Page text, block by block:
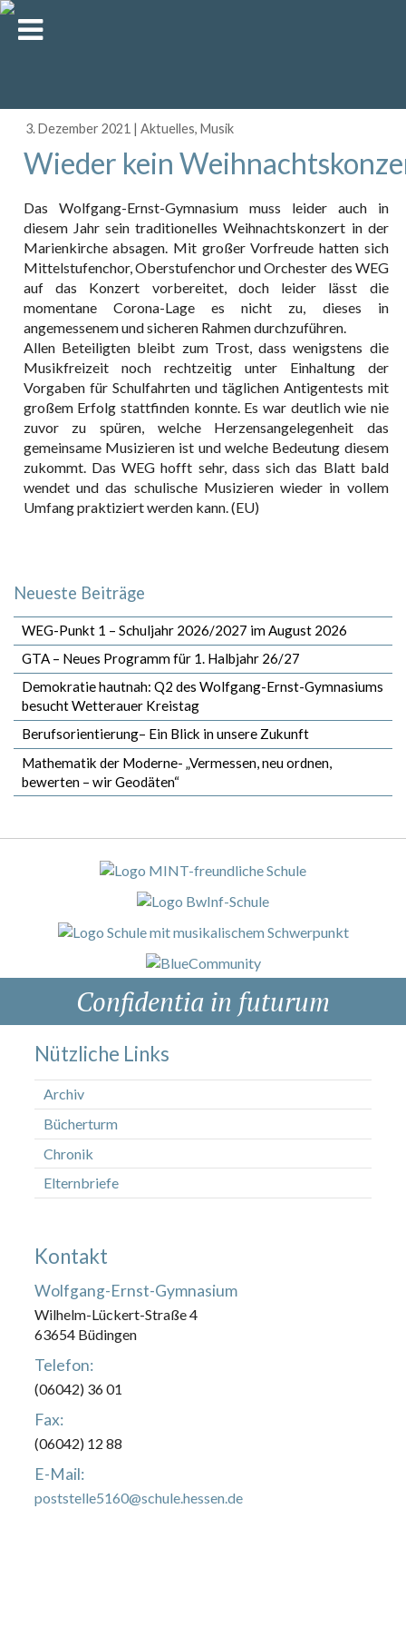
3. Dezember 2021 |Aktuelles,Musik
Wieder kein
Das Wolfgang-Ernst-Gymnasium muss leider auch in
diesem Jahr sein traditionelles Weihnachtskonzert in der
Marienkirche absagen. Mit großer Vorfreude hatten sich
Mittelstufenchor, Oberstufenchor und Orchester des WEG
auf das Konzert vorbereitet, doch leider lässt die
momentane Corona-Lage es nicht zu, dieses in
angemessenem und sicheren Rahmen durchzuführen.
Allen Beteiligten bleibt zum Trost, dass wenigstens die
Musikfreizeit noch rechtzeitig unter Einhaltung der
Vorgaben für Schulfahrten und täglichen Antigentests mit
großem Erfolg stattfinden konnte. Es war deutlich wie nie
zuvor zu spüren, welche Herzensangelegenheit das
gemeinsame Musizieren ist und welche Bedeutung diesem
zukommt. Das WEG hofft sehr, dass sich das Blatt bald
wendet und das schulische Musizieren wieder in vollem
Umfang praktiziert werden kann. (EU)
Neueste Beiträge
WEG-Punkt 1 – Schuljahr 2026/2027 im August 2026
GTA – Neues Programm für 1. Halbjahr 26/27
Demokratie hautnah: Q2 des Wolfgang-Ernst-Gymnasiums
besucht Wetterauer Kreistag
Berufsorientierung– Ein Blick in unsere Zukunft
Mathematik der Moderne- „Vermessen, neu ordnen,
bewerten – wir Geodäten“
Confidentia in futurum
Nützliche Links
Archiv
Bücherturm
Chronik
Elternbriefe
Kontakt
Wolfgang-Ernst-Gymnasium
Wilhelm-Lückert-Straße 4
63654 Büdingen
Telefon:
(06042) 36 01
Fax:
(06042) 12 88
E-Mail:
poststelle5160@schule.hessen.de